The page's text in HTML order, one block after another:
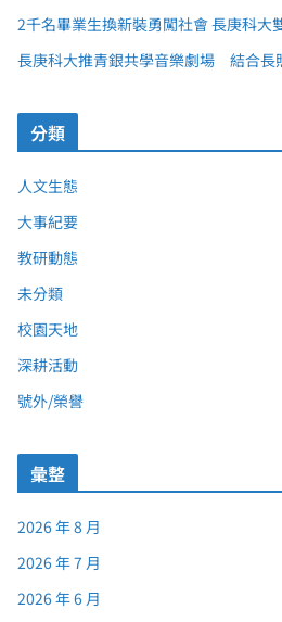
2千名畢業生換新裝勇闖社會 長庚科大
長庚科大推青銀共學音樂劇場 結合長
分類
人文生態
大事紀要
教研動態
未分類
校園天地
深耕活動
號外/榮譽
彙整
2026 年 8 月
2026 年 7 月
2026 年 6 月